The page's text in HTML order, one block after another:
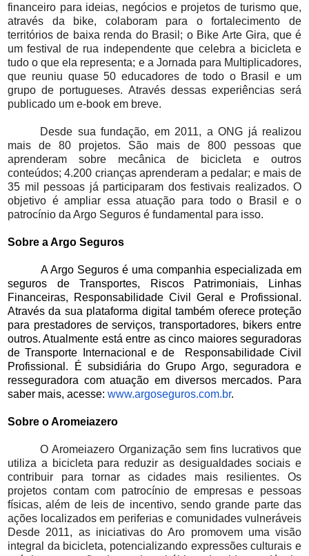
financeiro para ideias, negócios e projetos de turismo que,
através da bike, colaboram para o fortalecimento de
territórios de baixa renda do Brasil; o Bike Arte Gira, que é
um festival de rua independente que celebra a bicicleta e
tudo o que ela representa; e a Jornada para Multiplicadores,
que reuniu quase 50 educadores de todo o Brasil e um
grupo de portugueses. Através dessas experiências será
publicado um e-book em breve.
Desde sua fundação, em 2011, a ONG já realizou
mais de 80 projetos. São mais de 800 pessoas que
aprenderam sobre mecânica de bicicleta e outros
conteúdos; 4.200 crianças aprenderam a pedalar; e mais de
35 mil pessoas já participaram dos festivais realizados. O
objetivo é ampliar essa atuação para todo o Brasil e o
patrocínio da Argo Seguros é fundamental para isso.
Sobre a Argo Seguros
A Argo Seguros é uma companhia especializada em
seguros de Transportes, Riscos Patrimoniais, Linhas
Financeiras, Responsabilidade Civil Geral e Profissional.
Através da sua plataforma digital também oferece proteção
para prestadores de serviços, transportadores, bikers entre
outros. Atualmente está entre as cinco maiores seguradoras
de Transporte Internacional e de Responsabilidade Civil
Profissional. É subsidiária do Grupo Argo, seguradora e
resseguradora com atuação em diversos mercados. Para
saber mais, acesse: www.argoseguros.com.br.
Sobre o Aromeiazero
O Aromeiazero Organização sem fins lucrativos que
utiliza a bicicleta para reduzir as desigualdades sociais e
contribuir para tornar as cidades mais resilientes. Os
projetos contam com patrocínio de empresas e pessoas
físicas, além de leis de incentivo, sendo grande parte das
ações localizados em periferias e comunidades vulneráveis
Desde 2011, as iniciativas do Aro promovem uma visão
integral da bicicleta, potencializando expressões culturais e